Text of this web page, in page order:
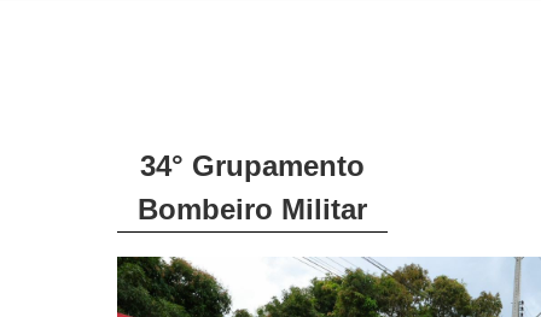
34° Grupamento
Bombeiro Militar